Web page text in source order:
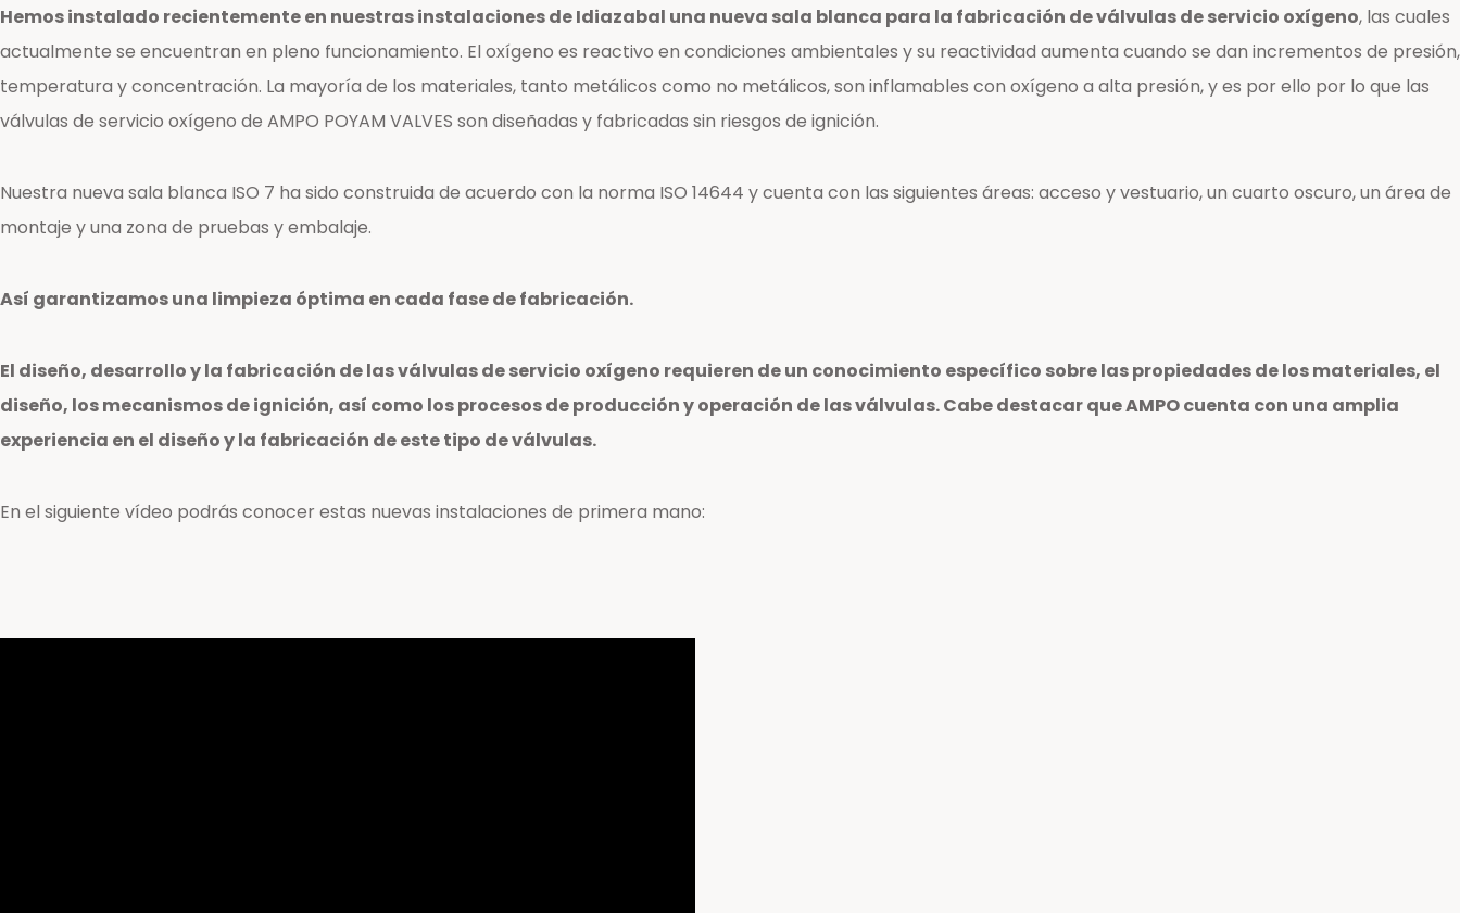
Centros de reparación y
mantenimiento
Hemos instalado recientemente en nuestras instalaciones de Idiazabal una nueva sala blanca para la fabricación de válvulas de servicio oxígeno, las cuales
actualmente se encuentran en pleno funcionamiento. El oxígeno es reactivo en condiciones ambientales y su reactividad aumenta cuando se dan incrementos de presión,
temperatura y concentración. La mayoría de los materiales, tanto metálicos como no metálicos, son inflamables con oxígeno a alta presión, y es por ello por lo que las
válvulas de servicio oxígeno de AMPO POYAM VALVES son diseñadas y fabricadas sin riesgos de ignición.
Nuestra nueva sala blanca ISO 7 ha sido construida de acuerdo con la norma ISO 14644 y cuenta con las siguientes áreas: acceso y vestuario, un cuarto oscuro, un área de
montaje y una zona de pruebas y embalaje.
Así garantizamos una limpieza óptima en cada fase de fabricación.
El diseño, desarrollo y la fabricación de las válvulas de servicio oxígeno requieren de un conocimiento específico sobre las propiedades de los materiales, el
diseño, los mecanismos de ignición, así como los procesos de producción y operación de las válvulas. Cabe destacar que AMPO cuenta con una amplia
experiencia en el diseño y la fabricación de este tipo de válvulas.
En el siguiente vídeo podrás conocer estas nuevas instalaciones de primera mano: